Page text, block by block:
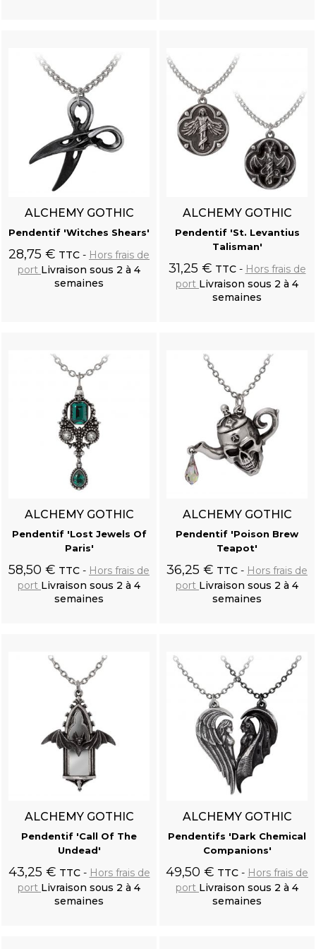
ALCHEMY GOTHIC
Pendentif 'Witches Shears'
28,75 € TTC
Hors frais de
port Livraison sous 2 à 4
semaines
ALCHEMY GOTHIC
Pendentif 'St. Levantius
Talisman'
31,25 € TTC
Hors frais de
port Livraison sous 2 à 4
semaines
ALCHEMY GOTHIC
Pendentif 'Lost Jewels Of
Paris'
58,50 € TTC
Hors frais de
port Livraison sous 2 à 4
semaines
ALCHEMY GOTHIC
Pendentif 'Poison Brew
Teapot'
36,25 € TTC
Hors frais de
port Livraison sous 2 à 4
semaines
ALCHEMY GOTHIC
Pendentif 'Call Of The
Undead'
43,25 € TTC
Hors frais de
port Livraison sous 2 à 4
semaines
ALCHEMY GOTHIC
Pendentifs 'Dark Chemical
Companions'
49,50 € TTC
Hors frais de
port Livraison sous 2 à 4
semaines